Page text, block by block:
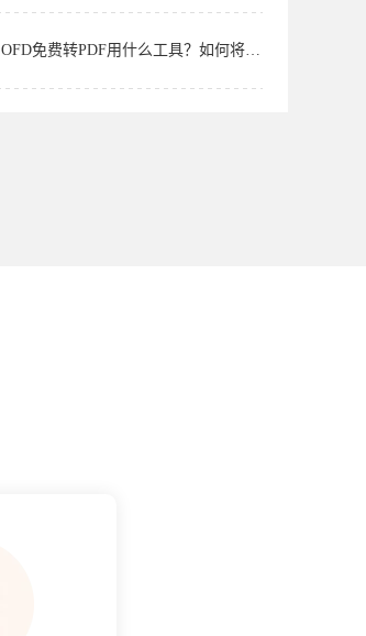
OFD免费转PDF用什么工具？如何将OF...